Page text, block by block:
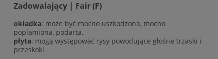
Zadowalający | Fair (F)
okładka: może być mocno uszkodzona, mocno
poplamiona, podarta,
płyta: mogą występować rysy powodujące głośne trzaski i
przeskoki